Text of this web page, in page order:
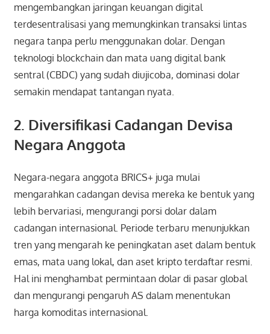
mengembangkan jaringan keuangan digital
terdesentralisasi yang memungkinkan transaksi lintas
negara tanpa perlu menggunakan dolar. Dengan
teknologi blockchain dan mata uang digital bank
sentral (CBDC) yang sudah diujicoba, dominasi dolar
semakin mendapat tantangan nyata.
2. Diversifikasi Cadangan Devisa
Negara Anggota
Negara-negara anggota BRICS+ juga mulai
mengarahkan cadangan devisa mereka ke bentuk yang
lebih bervariasi, mengurangi porsi dolar dalam
cadangan internasional. Periode terbaru menunjukkan
tren yang mengarah ke peningkatan aset dalam bentuk
emas, mata uang lokal, dan aset kripto terdaftar resmi.
Hal ini menghambat permintaan dolar di pasar global
dan mengurangi pengaruh AS dalam menentukan
harga komoditas internasional.